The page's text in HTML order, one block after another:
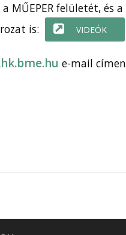
MŰEPER felületét, és a
is:
VIDEÓK
e-mail címen